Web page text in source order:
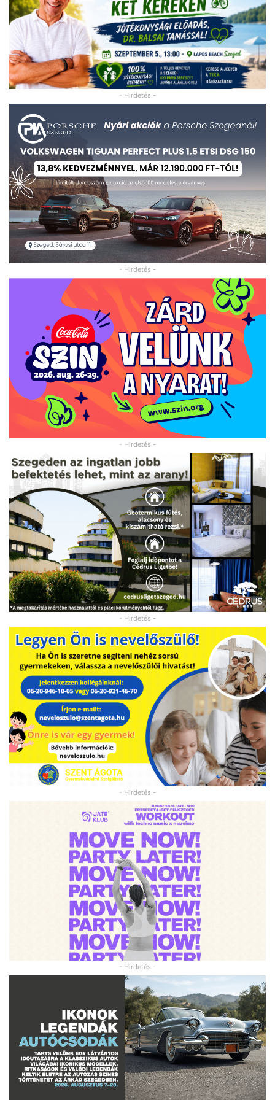
- Hirdetés -
- Hirdetés -
- Hirdetés -
- Hirdetés -
- Hirdetés -
- Hirdetés -